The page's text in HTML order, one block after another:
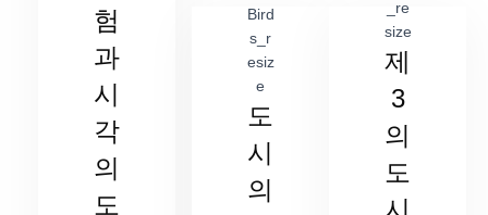
험
과
시
각
의
도
도
시
의
제
3
의
도